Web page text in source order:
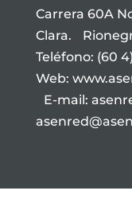
Carrera 60A
Clara.
Teléfono: (60
Web:
E-mail: